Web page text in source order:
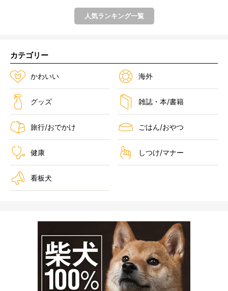
人気ランキング一覧
カテゴリー
かわいい 海外
グッズ 雑誌・本/書籍
旅行/おでかけ ごはん/おやつ
健康 しつけ/マナー
看板犬